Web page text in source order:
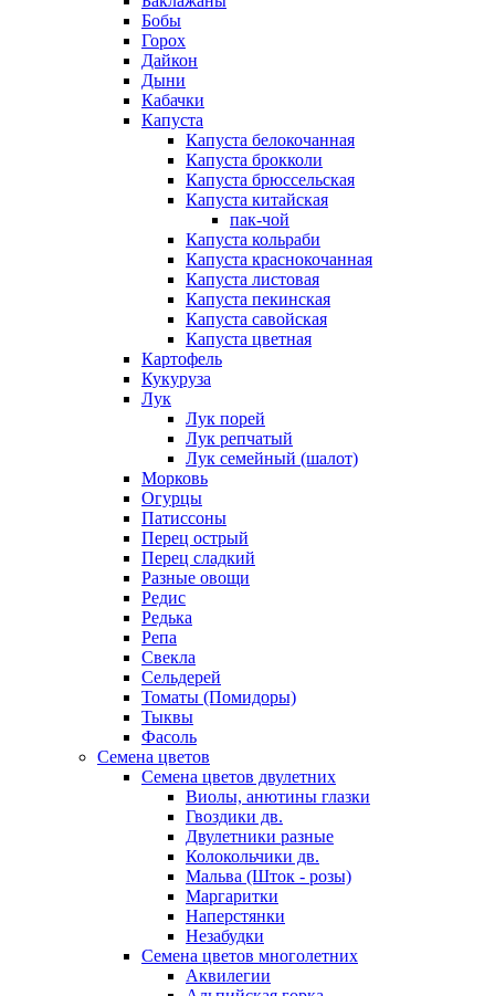
Бобы
Горох
Дайкон
Дыни
Кабачки
Капуста
Капуста белокочанная
Капуста брокколи
Капуста брюссельская
Капуста китайская
пак-чой
Капуста кольраби
Капуста краснокочанная
Капуста листовая
Капуста пекинская
Капуста савойская
Капуста цветная
Картофель
Кукуруза
Лук
Лук порей
Лук репчатый
Лук семейный (шалот)
Морковь
Огурцы
Патиссоны
Перец острый
Перец сладкий
Разные овощи
Редис
Редька
Репа
Свекла
Сельдерей
Томаты (Помидоры)
Тыквы
Фасоль
Семена цветов
Семена цветов двулетних
Виолы, анютины глазки
Гвоздики дв.
Двулетники разные
Колокольчики дв.
Мальва (Шток - розы)
Маргаритки
Наперстянки
Незабудки
Семена цветов многолетних
Аквилегии